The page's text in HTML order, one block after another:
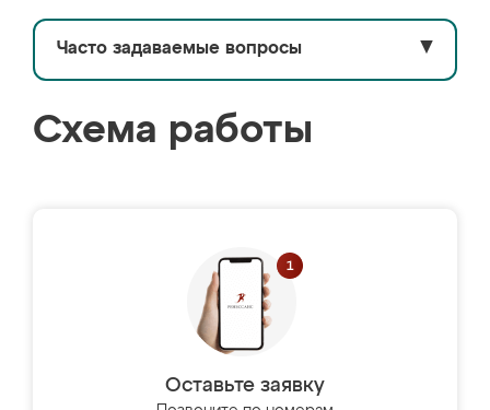
Часто задаваемые вопросы ▼
Схема работы
Оставьте заявку